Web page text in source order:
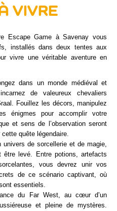
VIVRE
Escape Game à Savenay vous
installés dans deux tentes aux
vivre une véritable aventure en
dans un monde médiéval et
de valeureux chevaliers
Fouillez les décors, manipulez
énigmes pour accomplir votre
et sens de l’observation seront
quête légendaire.
univers de sorcellerie et de magie,
levé. Entre potions, artefacts
vous devrez unir vos
de ce scénario captivant, où
essentiels.
du Far West, au cœur d’un
et pleine de mystères.